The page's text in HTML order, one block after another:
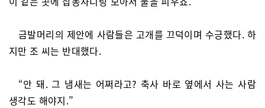
금발머리의 제안에 사람들은 고개를 끄덕이며 수긍했다. 하
지만 조 씨는 반대했다.
“안 돼. 그 냄새는 어쩌라고? 축사 바로 옆에서 사는 사람
생각도 해야지.”